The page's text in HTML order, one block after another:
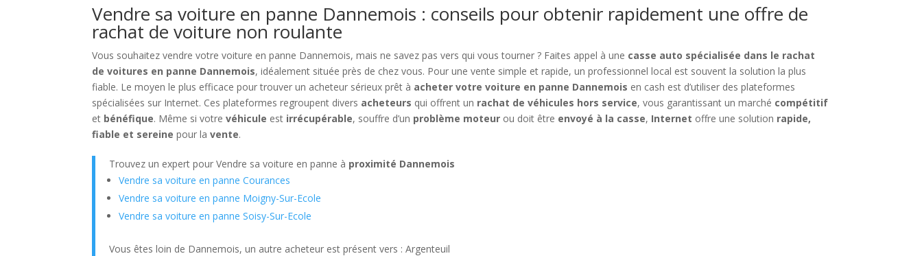
Vendre sa voiture en panne Dannemois : conseils pour obtenir rapidement une offre de
rachat de voiture non roulante
Vous souhaitez vendre votre voiture en panne Dannemois, mais ne savez pas vers qui vous tourner ? Faites appel à une casse auto spécialisée dans le rachat
de voitures en panne Dannemois, idéalement située près de chez vous. Pour une vente simple et rapide, un professionnel local est souvent la solution la plus
fiable. Le moyen le plus efficace pour trouver un acheteur sérieux prêt à acheter votre voiture en panne Dannemois en cash est d’utiliser des plateformes
spécialisées sur Internet. Ces plateformes regroupent divers acheteurs qui offrent un rachat de véhicules hors service, vous garantissant un marché compétitif
et bénéfique. Même si votrevéhicule est irrécupérable, souffre d’un problème moteur ou doit être envoyé à la casse, Internet offre une solution rapide,
fiable et sereine pour lavente.
Trouvez un expert pour Vendre sa voiture en panne à proximité Dannemois
Vendre sa voiture en panne Courances
Vendre sa voiture en panne Moigny-Sur-Ecole
Vendre sa voiture en panne Soisy-Sur-Ecole
Vous êtes loin de Dannemois, un autre acheteur est présent vers : Argenteuil